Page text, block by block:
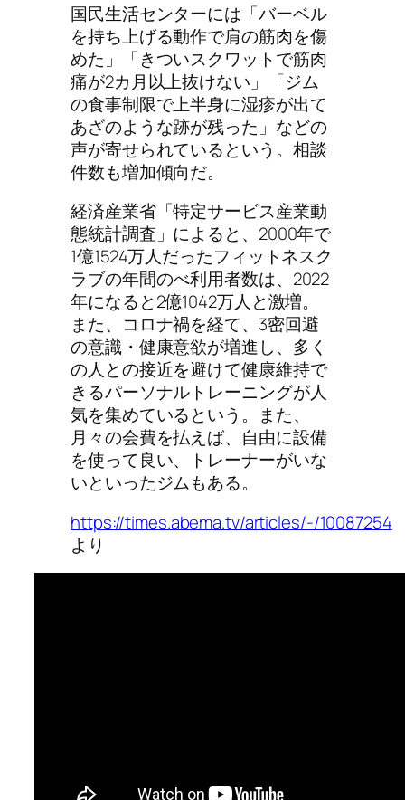
国民生活センターには「バーベル
を持ち上げる動作で肩の筋肉を傷
めた」「きついスクワットで筋肉
痛が2カ月以上抜けない」「ジム
の食事制限で上半身に湿疹が出て
あざのような跡が残った」などの
声が寄せられているという。相談
件数も増加傾向だ。
経済産業省「特定サービス産業動
態統計調査」によると、2000年で
1億1524万人だったフィットネスク
ラブの年間のべ利用者数は、2022
年になると2億1042万人と激増。
また、コロナ禍を経て、3密回避
の意識・健康意欲が増進し、多く
の人との接近を避けて健康維持で
きるパーソナルトレーニングが人
気を集めているという。また、
月々の会費を払えば、自由に設備
を使って良い、トレーナーがいな
いといったジムもある。
https://times.abema.tv/articles/-/10087254
より